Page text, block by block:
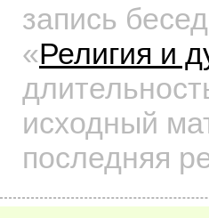
запись
«Религия и
исходный
последняя